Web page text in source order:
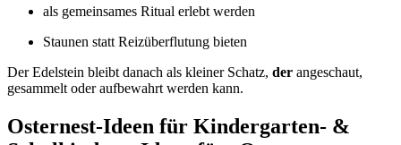
als gemeinsames Ritual erlebt werden
Staunen statt Reizüberflutung bieten
Der Edelstein bleibt danach als kleiner Schatz, der angeschaut,
gesammelt oder aufbewahrt werden kann.
Osternest-Ideen für Kindergarten- &